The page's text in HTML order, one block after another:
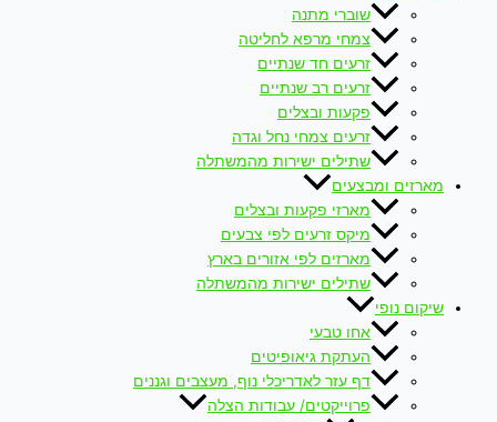
שוברי מתנה
צמחי מרפא לחליטה
זרעים חד שנתיים
זרעים רב שנתיים
פקעות ובצלים
זרעים צמחי נחל וגדה
שתילים ישירות מהמשתלה
מארזים ומבצעים
מארזי פקעות ובצלים
מיקס זרעים לפי צבעים
מארזים לפי אזורים בארץ
שתילים ישירות מהמשתלה
שיקום נופי
אחו טבעי
העתקת גיאופיטים
דף עזר לאדריכלי נוף, מעצבים וגננים
פרוייקטים/ עבודות הצלה